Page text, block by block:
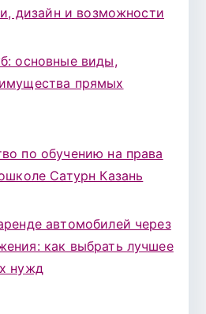
дизайн и возможности
основные виды,
прямых
по обучению на права
Сатурн Казань
автомобилей через
как выбрать лучшее
нужд